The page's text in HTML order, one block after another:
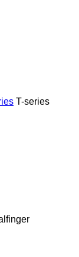
T-series